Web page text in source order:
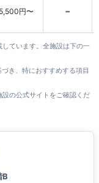
5,500円〜 -
ています。全施設は下の一
き、特におすすめする項目
の公式サイトをご確認くだ
B